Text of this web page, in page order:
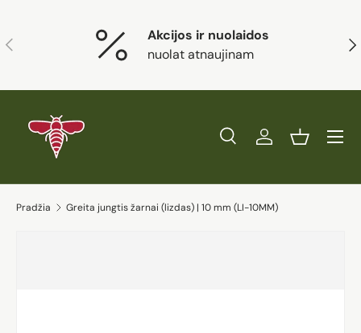
Ankstesnis
Akcijos ir nuolaidos
nuolat atnaujinam
Ieškoti
Prekės tipas
PaieškaPrisijungtiKrepšelis
Pradžia Greita jungtis žarnai (lizdas) | 10 mm (LI-10MM)